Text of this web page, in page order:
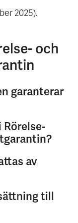
2025).
och
garanterar
Rörelse-
av
till